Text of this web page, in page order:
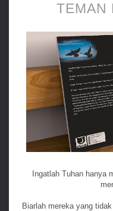
TEMAN
Ingatlah Tuhan hanya
Biarlah mereka yang